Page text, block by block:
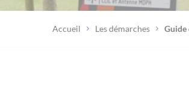
Accueil Les démarches Guide